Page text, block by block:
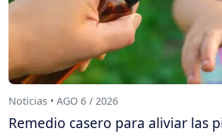
Noticias • AGO 6 / 2026
Remedio casero para aliviar las